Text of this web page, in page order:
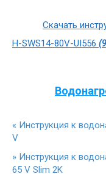
Скачать
H-SWS14-80V-UI556
« Инструкция к
V
» Инструкция к
65 V Slim 2K